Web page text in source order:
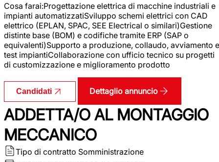
Cosa farai:Progettazione elettrica di macchine industriali e
impianti automatizzatiSviluppo schemi elettrici con CAD
elettrico (EPLAN, SPAC, SEE Electrical o similari)Gestione
distinte base (BOM) e codifiche tramite ERP (SAP o
equivalenti)Supporto a produzione, collaudo, avviamento e
test impiantiCollaborazione con ufficio tecnico su progetti
di customizzazione e miglioramento prodotto
Candidati Dettaglio annuncio
ADDETTA/O AL MONTAGGIO
MECCANICO
Tipo di contratto Somministrazione